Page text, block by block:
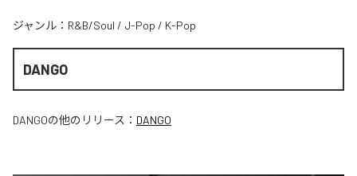
ジャンル： R&B/Soul / J-Pop / K-Pop
DANGO
DANGOの他のリリース： DANGO